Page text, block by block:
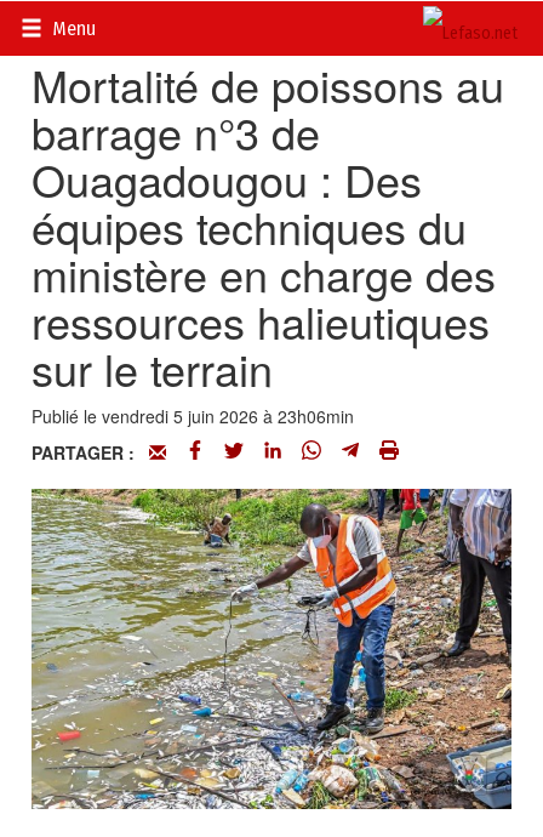
Menu
Accueil>
Mortalité de poissons au
barrage n°3 de
Ouagadougou : Des
équipes techniques du
ministère en charge des
ressources halieutiques
sur le terrain
Publié le vendredi 5 juin 2026 à 23h06min
PARTAGER :